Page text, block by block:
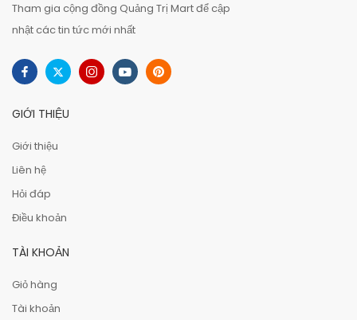
Tham gia cộng đồng Quảng Trị Mart để cập
nhật các tin tức mới nhất
GIỚI THIỆU
Giới thiệu
Liên hệ
Hỏi đáp
Điều khoản
TÀI KHOẢN
Giỏ hàng
Tài khoản